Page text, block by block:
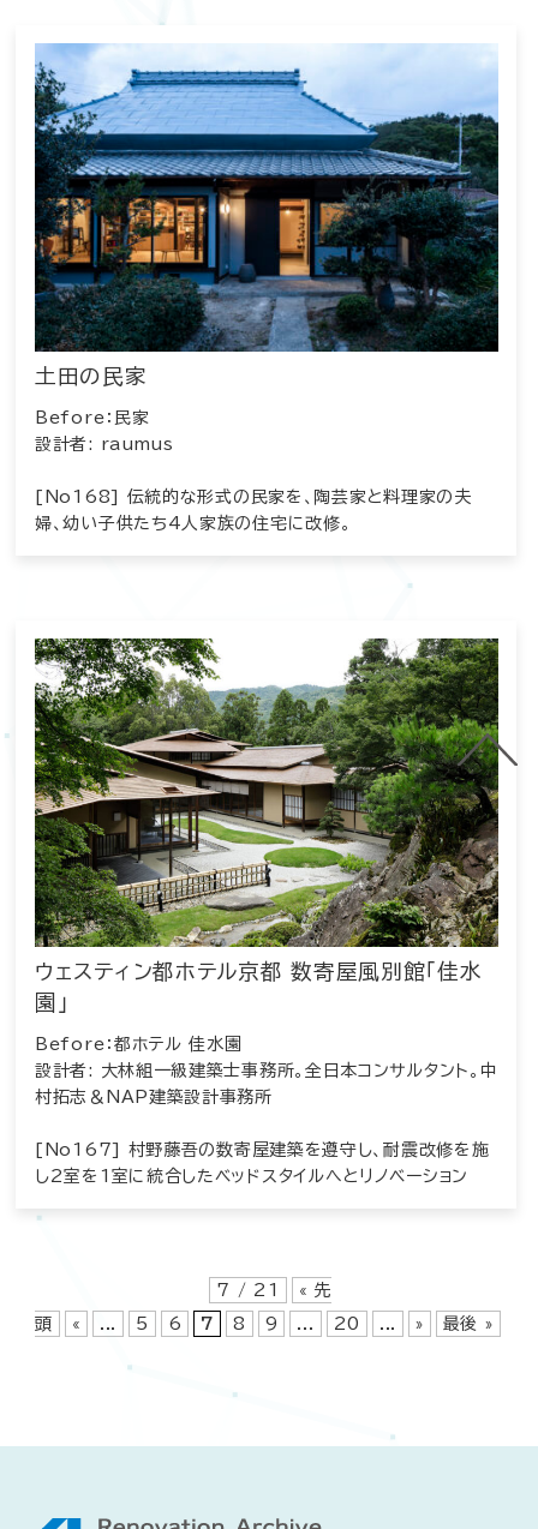
土田の民家
Before：民家
設計者: raumus
[No168] 伝統的な形式の民家を、陶芸家と料理家の夫
婦、幼い子供たち4人家族の住宅に改修。
ウェスティン都ホテル京都 数寄屋風別館「佳水
園」
Before：都ホテル 佳水園
設計者: 大林組一級建築士事務所。全日本コンサルタント。中
村拓志＆NAP建築設計事務所
[No167] 村野藤吾の数寄屋建築を遵守し、耐震改修を施
し2室を1室に統合したベッドスタイルへとリノベーション
7 / 21
« 先
頭
« 5 6 7 8 9 20 » 最後 »